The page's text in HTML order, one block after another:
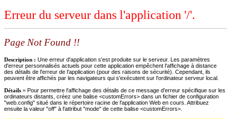
Erreur du serveur dans l'application '/'.
Page Not Found !!
Description : Une erreur d'application s'est produite sur le serveur. Les paramètres
d'erreur personnalisés actuels pour cette application empêchent l'affichage à distance
des détails de l'erreur de l'application (pour des raisons de sécurité). Cependant, ils
peuvent être affichés par les navigateurs qui s'exécutent sur l'ordinateur serveur local.
Détails = Pour permettre l'affichage des détails de ce message d'erreur spécifique sur les
ordinateurs distants, créez une balise <customErrors> dans un fichier de configuration
"web.config" situé dans le répertoire racine de l'application Web en cours. Attribuez
ensuite la valeur "off" à l'attribut "mode" de cette balise <customErrors>.